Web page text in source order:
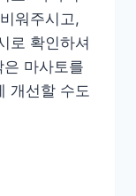
워주시고,
로 확인하셔
마사토를
개선할 수도